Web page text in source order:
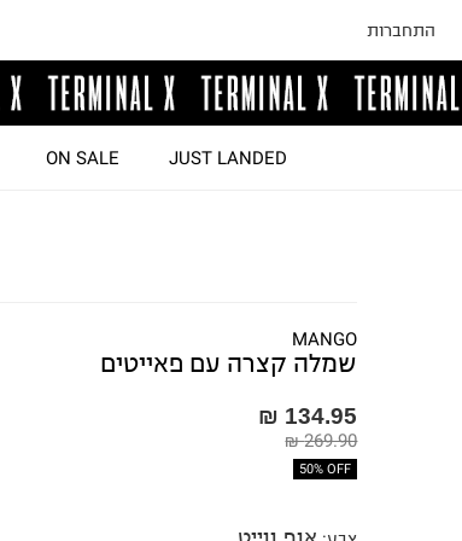
התחברות
JUST LANDED
ON SALE
MANGO
שמלה קצרה עם פאייטים
134.95 ₪
269.90 ₪
50% OFF